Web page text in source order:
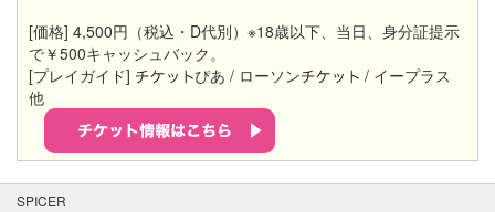
[価格] 4,500円（税込・D代別）※18歳以下、当日、身分証提示
で￥500キャッシュバック。
[プレイガイド]
ぴあ / ローソン
/ イープラス
他
SPICER